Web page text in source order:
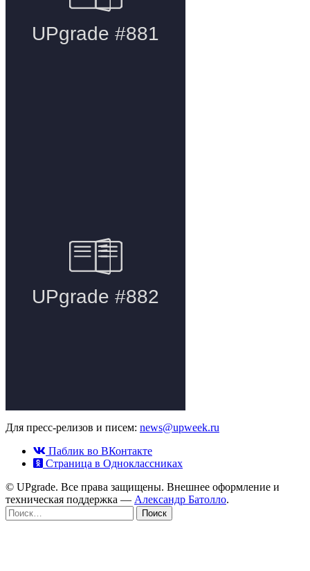
Для пресс-релизов и писем: news@upweek.ru
Паблик во ВКонтакте
Страница в Одноклассниках
© UPgrade. Все права защищены. Внешнее оформление и
техническая поддержка — Александр Батолло.
Найти: